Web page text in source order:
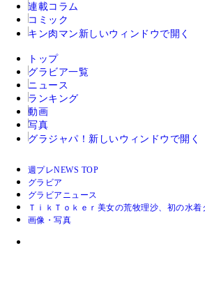
連載コラム
コミック
キン肉マン 新しいウィンドウで開く
トップ
グラビア一覧
ニュース
ランキング
動画
写真
グラジャパ！ 新しいウィンドウで開く
週プレNEWS TOP
グラビア
グラビアニュース
ＴｉｋＴｏｋｅｒ美女の荒牧理沙、初の水
画像・写真